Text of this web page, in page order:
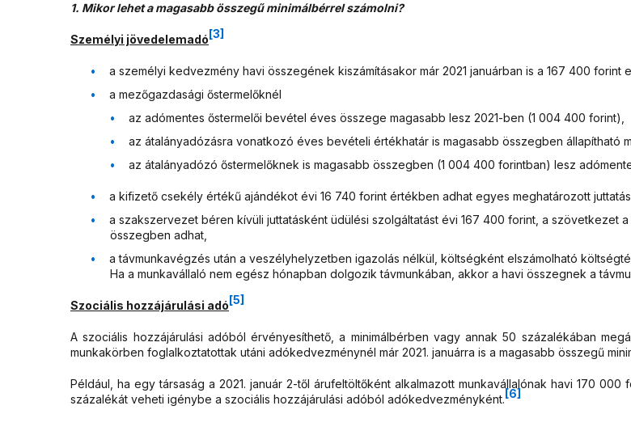
1. Mikor lehet a magasabb összegű minimálbérrel számolni?
Személyi jövedelemadó[3]
a személyi kedvezmény havi összegének kiszámításakor már 2021 januárban is a 167 400
a mezőgazdasági őstermelőknél
az adómentes őstermelői bevétel éves összege magasabb lesz 2021-ben (1 004 400 forint),
az átalányadózásra vonatkozó éves bevételi értékhatár is magasabb összegben állapítható
az átalányadózó őstermelőknek is magasabb összegben (1 004 400 forintban) lesz
a kifizető csekély értékű ajándékot évi 16 740 forint értékben adhat egyes meghatározott
a szakszervezet béren kívüli juttatásként üdülési szolgáltatást évi 167 400 forint, a szövetkezet
összegben adhat,
a távmunkavégzés után a veszélyhelyzetben igazolás nélkül, költségként elszámolható
Ha a munkavállaló nem egész hónapban dolgozik távmunkában, akkor a havi összegnek a
Szociális hozzájárulási adó[5]
A szociális hozzájárulási adóból érvényesíthető, a minimálbérben vagy annak 50 százalékában
munkakörben foglalkoztatottak utáni adókedvezménynél már 2021. januárra is a magasabb összegű
Például, ha egy társaság a 2021. január 2-től árufeltöltőként alkalmazott munkavállalónak havi 170
százalékát veheti igénybe a szociális hozzájárulási adóból adókedvezményként. [6]